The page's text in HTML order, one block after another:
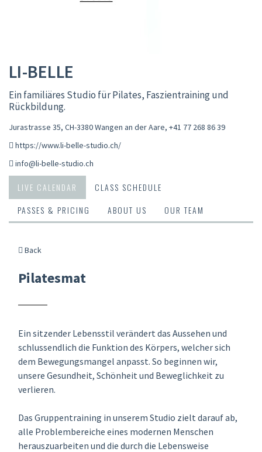
LI-BELLE
Ein familiäres Studio für Pilates, Faszientraining und
Rückbildung.
Jurastrasse 35, CH-3380 Wangen an der Aare, +41 77 268 86 39
https://www.li-belle-studio.ch/
info@li-belle-studio.ch
LIVE CALENDAR
CLASS SCHEDULE
PASSES & PRICING
ABOUT US OUR TEAM
Back
Pilatesmat
Ein sitzender Lebensstil verändert das Aussehen und
schlussendlich die Funktion des Körpers, welcher sich
dem Bewegungsmangel anpasst. So beginnen wir,
unsere Gesundheit, Schönheit und Beweglichkeit zu
verlieren.
Das Gruppentraining in unserem Studio zielt darauf ab,
alle Problembereiche eines modernen Menschen
herauszuarbeiten und die durch die Lebensweise